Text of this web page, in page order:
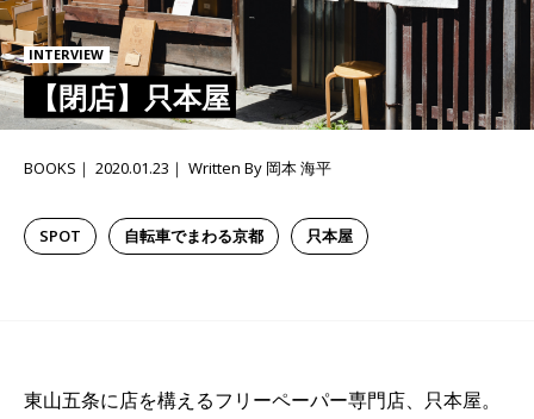
INTERVIEW
【閉店】只本屋
SPOT 自転車でまわる京都 只本屋
BOOKS 2020.01.23 Written By 岡本 海平
東山五条に店を構えるフリーペーパー専門店、只本屋。